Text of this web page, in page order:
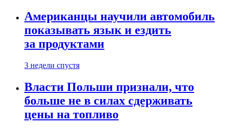
Американцы научили автомобиль
показывать язык и ездить
за продуктами
3 недели спустя
Власти Польши признали, что
больше не в силах сдерживать
цены на топливо